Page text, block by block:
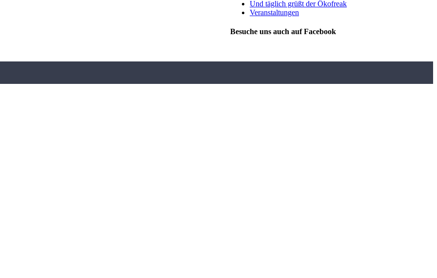
Und täglich grüßt der Ökofreak
Veranstaltungen
Besuche uns auch auf Facebook